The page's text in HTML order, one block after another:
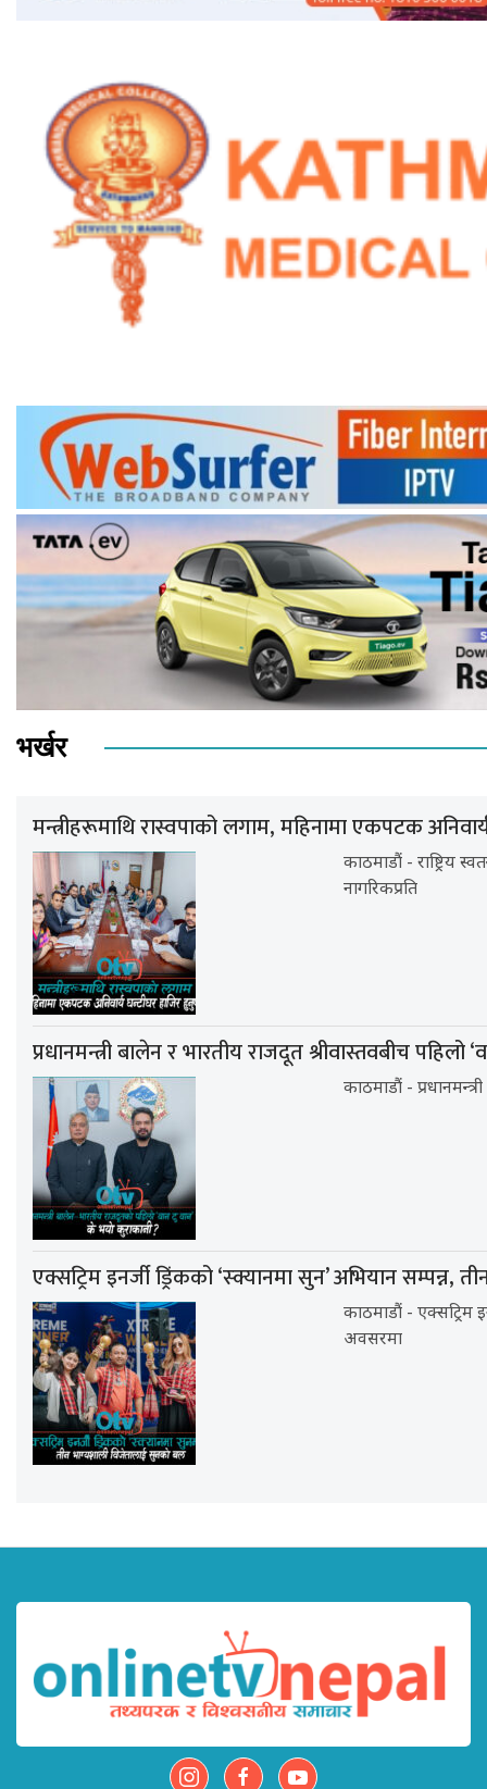
भर्खर
मन्त्रीहरूमाथि रास्वपाको लगाम, महिनामा एकपटक
काठमाडौं - राष्ट्रिय
नागरिकप्रति
प्रधानमन्त्री बालेन र भारतीय राजदूत श्रीवास्तवबीच
काठमाडौं -
एक्सट्रिम इनर्जी ड्रिंकको ‘स्क्यानमा सुन’ अभियान सम्पन्न,
काठमाडौं - एक्सट्रिम
अवसरमा